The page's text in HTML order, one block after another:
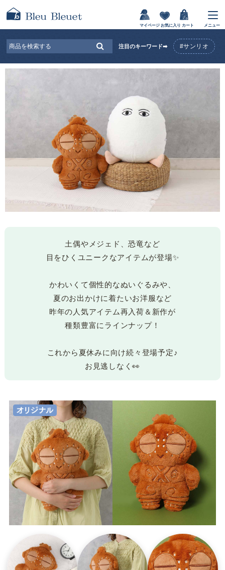
マイページ お気に入り カート メニュー
注目のキーワード➡ #サンリオ
土偶やメジェド、恐竜など
目をひくユニークなアイテムが登場✨
かわいくて個性的なぬいぐるみや、
夏のお出かけに着たいお洋服など
昨年の人気アイテム再入荷＆新作が
種類豊富にラインナップ！
これから夏休みに向け続々登場予定♪
お見逃しなく👀